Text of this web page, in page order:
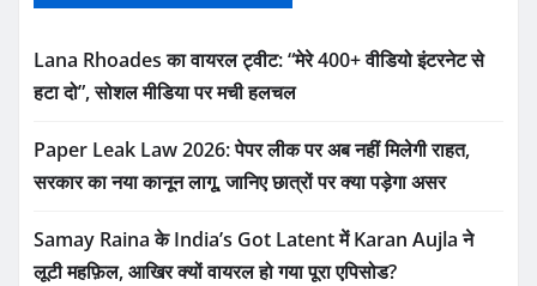
Lana Rhoades का वायरल ट्वीट: “मेरे 400+ वीडियो इंटरनेट से
हटा दो”, सोशल मीडिया पर मची हलचल
Paper Leak Law 2026: पेपर लीक पर अब नहीं मिलेगी राहत,
सरकार का नया कानून लागू, जानिए छात्रों पर क्या पड़ेगा असर
Samay Raina के India’s Got Latent में Karan Aujla ने
लूटी महफ़िल, आखिर क्यों वायरल हो गया पूरा एपिसोड?